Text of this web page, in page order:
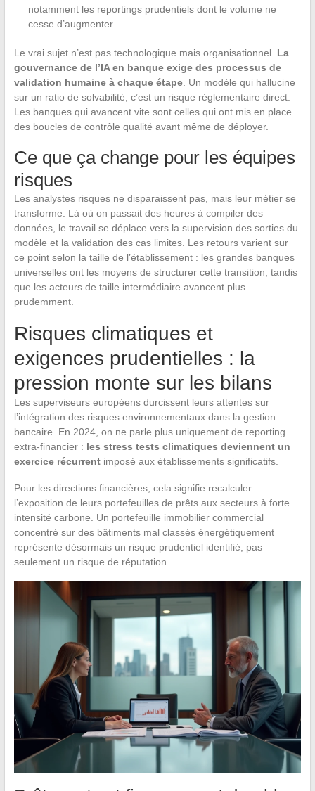
notamment les reportings prudentiels dont le volume ne
cesse d’augmenter
Le vrai sujet n’est pas technologique mais organisationnel. La
gouvernance de l’IA en banque exige des processus de
validation humaine à chaque étape. Un modèle qui hallucine
sur un ratio de solvabilité, c’est un risque réglementaire direct.
Les banques qui avancent vite sont celles qui ont mis en place
des boucles de contrôle qualité avant même de déployer.
Ce que ça change pour les équipes
risques
Les analystes risques ne disparaissent pas, mais leur métier se
transforme. Là où on passait des heures à compiler des
données, le travail se déplace vers la supervision des sorties du
modèle et la validation des cas limites. Les retours varient sur
ce point selon la taille de l’établissement : les grandes banques
universelles ont les moyens de structurer cette transition, tandis
que les acteurs de taille intermédiaire avancent plus
prudemment.
Risques climatiques et
exigences prudentielles : la
pression monte sur les bilans
Les superviseurs européens durcissent leurs attentes sur
l’intégration des risques environnementaux dans la gestion
bancaire. En 2024, on ne parle plus uniquement de reporting
extra-financier : les stress tests climatiques deviennent un
exercice récurrentimposé aux établissements significatifs.
Pour les directions financières, cela signifie recalculer
l’exposition de leurs portefeuilles de prêts aux secteurs à forte
intensité carbone. Un portefeuille immobilier commercial
concentré sur des bâtiments mal classés énergétiquement
représente désormais un risque prudentiel identifié, pas
seulement un risque de réputation.